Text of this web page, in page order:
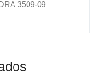
3509-09